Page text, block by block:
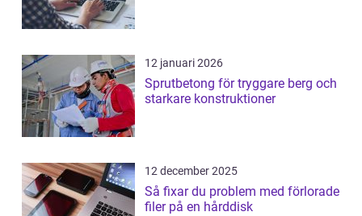
12 januari 2026
Sprutbetong för tryggare berg och
starkare konstruktioner
12 december 2025
Så fixar du problem med förlorade
filer på en hårddisk